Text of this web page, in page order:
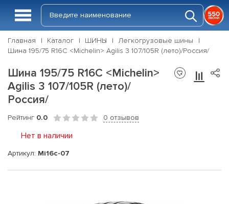
Главная Каталог ШИНЫ
Легкогрузовые шины
Шина 195/75 R16C <Michelin> Agilis 3 107/105R (лето)/Россия/
Шина 195/75 R16C <Michelin>
Agilis 3 107/105R (лето)/
Россия/
Рейтинг 0.0 0 отзывов
Нет в наличии
Артикул: Mi16c-07